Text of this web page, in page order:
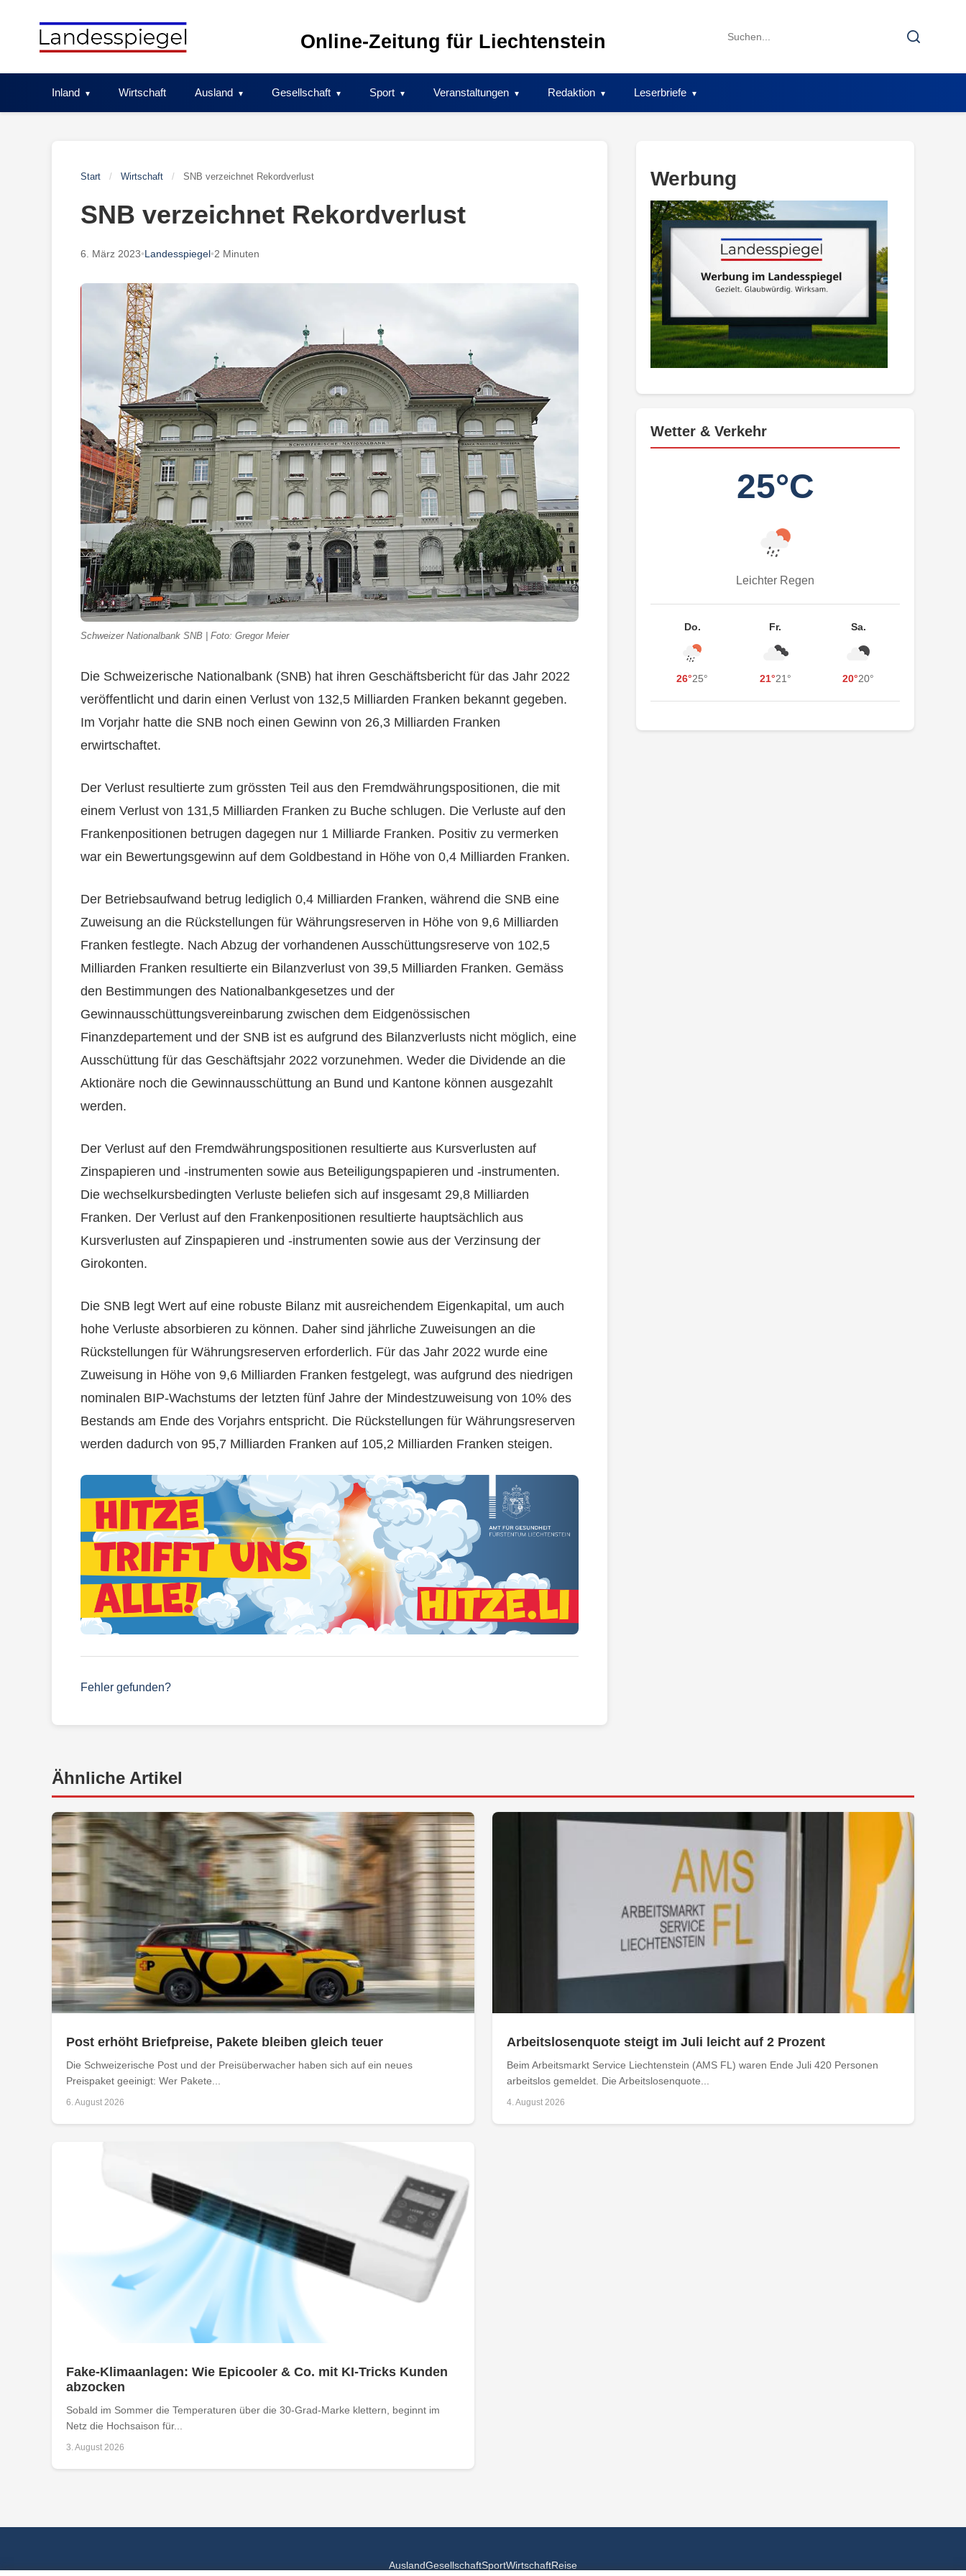
Online-Zeitung für Liechtenstein
Search
Search
Inland Wirtschaft Ausland Gesellschaft Sport Veranstaltungen Redaktion Leserbriefe
Start / Wirtschaft / SNB verzeichnet Rekordverlust
SNB verzeichnet Rekordverlust
6. März 2023•Landesspiegel•2 Minuten
Schweizer Nationalbank SNB | Foto: Gregor Meier
Die Schweizerische Nationalbank (SNB) hat ihren Geschäftsbericht für das Jahr 2022
veröffentlicht und darin einen Verlust von 132,5 Milliarden Franken bekannt gegeben.
Im Vorjahr hatte die SNB noch einen Gewinn von 26,3 Milliarden Franken
erwirtschaftet.
Der Verlust resultierte zum grössten Teil aus den Fremdwährungspositionen, die mit
einem Verlust von 131,5 Milliarden Franken zu Buche schlugen. Die Verluste auf den
Frankenpositionen betrugen dagegen nur 1 Milliarde Franken. Positiv zu vermerken
war ein Bewertungsgewinn auf dem Goldbestand in Höhe von 0,4 Milliarden Franken.
Der Betriebsaufwand betrug lediglich 0,4 Milliarden Franken, während die SNB eine
Zuweisung an die Rückstellungen für Währungsreserven in Höhe von 9,6 Milliarden
Franken festlegte. Nach Abzug der vorhandenen Ausschüttungsreserve von 102,5
Milliarden Franken resultierte ein Bilanzverlust von 39,5 Milliarden Franken. Gemäss
den Bestimmungen des Nationalbankgesetzes und der
Gewinnausschüttungsvereinbarung zwischen dem Eidgenössischen
Finanzdepartement und der SNB ist es aufgrund des Bilanzverlusts nicht möglich, eine
Ausschüttung für das Geschäftsjahr 2022 vorzunehmen. Weder die Dividende an die
Aktionäre noch die Gewinnausschüttung an Bund und Kantone können ausgezahlt
werden.
Der Verlust auf den Fremdwährungspositionen resultierte aus Kursverlusten auf
Zinspapieren und -instrumenten sowie aus Beteiligungspapieren und -instrumenten.
Die wechselkursbedingten Verluste beliefen sich auf insgesamt 29,8 Milliarden
Franken. Der Verlust auf den Frankenpositionen resultierte hauptsächlich aus
Kursverlusten auf Zinspapieren und -instrumenten sowie aus der Verzinsung der
Girokonten.
Die SNB legt Wert auf eine robuste Bilanz mit ausreichendem Eigenkapital, um auch
hohe Verluste absorbieren zu können. Daher sind jährliche Zuweisungen an die
Rückstellungen für Währungsreserven erforderlich. Für das Jahr 2022 wurde eine
Zuweisung in Höhe von 9,6 Milliarden Franken festgelegt, was aufgrund des niedrigen
nominalen BIP-Wachstums der letzten fünf Jahre der Mindestzuweisung von 10% des
Bestands am Ende des Vorjahrs entspricht. Die Rückstellungen für Währungsreserven
werden dadurch von 95,7 Milliarden Franken auf 105,2 Milliarden Franken steigen.
Fehler gefunden?
Werbung
Wetter & Verkehr
25°C
Leichter Regen
Do.
26°25°
Fr.
21°21°
Sa.
20°20°
Ähnliche Artikel
Post erhöht Briefpreise, Pakete bleiben gleich teuer
Die Schweizerische Post und der Preisüberwacher haben sich auf ein neues
Preispaket geeinigt: Wer Pakete...
6. August 2026
Arbeitslosenquote steigt im Juli leicht auf 2 Prozent
Beim Arbeitsmarkt Service Liechtenstein (AMS FL) waren Ende Juli 420 Personen
arbeitslos gemeldet. Die Arbeitslosenquote...
4. August 2026
Fake-Klimaanlagen: Wie Epicooler & Co. mit KI-Tricks Kunden
abzocken
Sobald im Sommer die Temperaturen über die 30-Grad-Marke klettern, beginnt im
Netz die Hochsaison für...
3. August 2026
AuslandGesellschaftSportWirtschaftReise